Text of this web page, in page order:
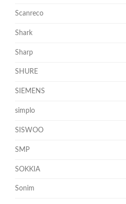
Scanreco
Shark
Sharp
SHURE
SIEMENS
simplo
SISWOO
SMP
SOKKIA
Sonim